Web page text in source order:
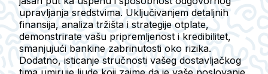
upravljanja sredstvima. Uključivanjem detaljnih
finansija, analiza tržišta i strategije otplate,
demonstrirate vašu pripremljenost i kredibilitet,
smanjujući bankine zabrinutosti oko rizika.
Dodatno, isticanje stručnosti vašeg dostavljačkog